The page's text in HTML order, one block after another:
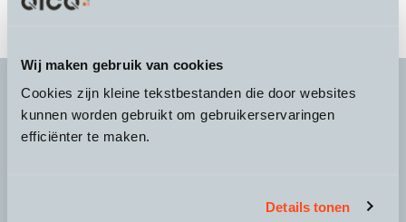
Wij maken gebruik van cookies
Cookies zijn kleine tekstbestanden die door websites
kunnen worden gebruikt om gebruikerservaringen
efficiënter te maken.
Details tonen
It's more than achoice